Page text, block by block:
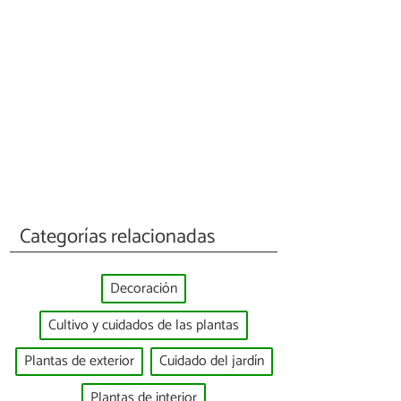
Categorías relacionadas
Decoración
Cultivo y cuidados de las plantas
Plantas de exterior
Cuidado del jardín